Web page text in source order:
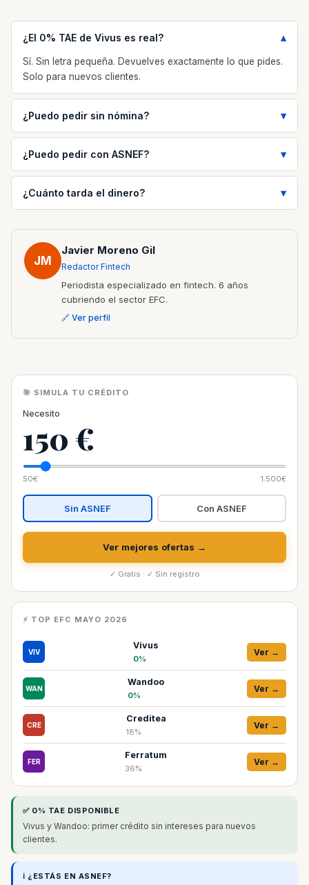
¿El 0% TAE de Vivus es real?
Sí. Sin letra pequeña. Devuelves exactamente lo que pides.
Solo para nuevos clientes.
¿Puedo pedir sin nómina?
¿Puedo pedir con ASNEF?
¿Cuánto tarda el dinero?
JM
Javier Moreno Gil
Redactor Fintech
Periodista especializado en fintech. 6 años
cubriendo el sector EFC.
🔗 Ver perfil
🎯 SIMULA TU CRÉDITO
Necesito
150 €
50€ 1.500€
Sin ASNEF Con ASNEF
Ver mejores ofertas →
✓ Gratis · ✓ Sin registro
⚡ TOP EFC MAYO 2026
VIV
Vivus
0%
Ver →
WAN
Wandoo
0%
Ver →
CRE
Creditea
18%
Ver →
FER
Ferratum
36%
Ver →
✅ 0% TAE DISPONIBLE
Vivus y Wandoo: primer crédito sin intereses para nuevos
clientes.
ℹ️ ¿ESTÁS EN ASNEF?